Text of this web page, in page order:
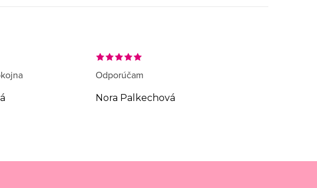
Odporúčam
Nora Palkechová